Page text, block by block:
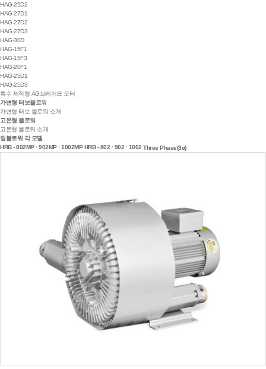
HAG-25D2
HAG-27D1
HAG-27D2
HAG-27D3
HAG-30D
HAG-15F1
HAG-15F3
HAG-20F1
HAG-25D1
HAG-25D3
특수 제작형 AG브레이크 모터
가변형 터보블로워
가변형 터보 블로워 소개
고온형 블로워
고온형 블로워 소개
링블로워 각 모델
HRB - 802MP · 902MP · 1002MP HRB - 802 · 902 · 1002 Three Phase(3ø)